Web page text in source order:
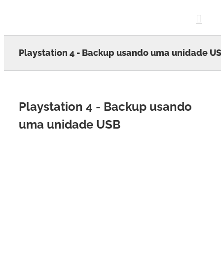
Playstation 4 - Backup usando uma unidade
Playstation 4 - Backup usando
uma unidade USB